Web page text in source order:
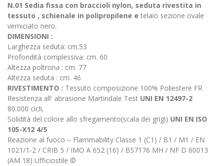
N.01 Sedia fissa con braccioli nylon, seduta rivestita in
tessuto , schienale in polipropilene e telaio sezione ovale
verniciato nero.
DIMENSIONI :
Larghezza seduta: cm.53
Profondità complessiva: cm. 60
Altezza poltrona : cm. 77
Altezza seduta : cm. 46
RIVESTIMENTO : Tessuto composizione 100% Poliestere FR
Resistenza all' abrasione Martindale Test UNI EN 12497-2
80.000 cicli,
Solidità del colore allo sfregamento(scala dei grigi) UNI EN ISO
105-X12 4/5
Reazione al fuoco – Flammability Classe 1 (C1) / B1 / M1 / EN
1021/1-2 / CRIB 5 / IMO A 652 (16) / BS7176 MH / NF D 60013
(AM 18) Ufficiostile ©